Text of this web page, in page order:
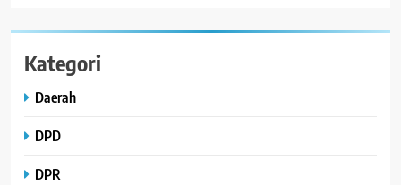
Kategori
Daerah
DPD
DPR